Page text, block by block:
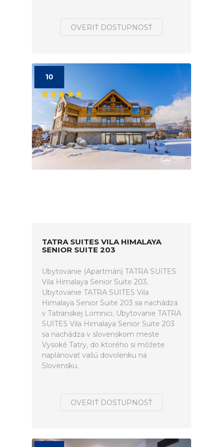
OVERIŤ DOSTUPNOSŤ
10
TATRA SUITES VILA HIMALAYA
SENIOR SUITE 203
Ubytovanie (Apartmán) TATRA SUITES
Vila Himalaya Senior Suite 203.
Ubytovanie TATRA SUITES Vila
Himalaya Senior Suite 203 sa nachádza
v Tatranskej Lomnici. Ubytovanie TATRA
SUITES Vila Himalaya Senior Suite 203
sa nachádza v slovenskom meste
Vysoké Tatry, do ktorého si môžete
naplánovať vašú dovolenku na
Slovensku.
OVERIŤ DOSTUPNOSŤ